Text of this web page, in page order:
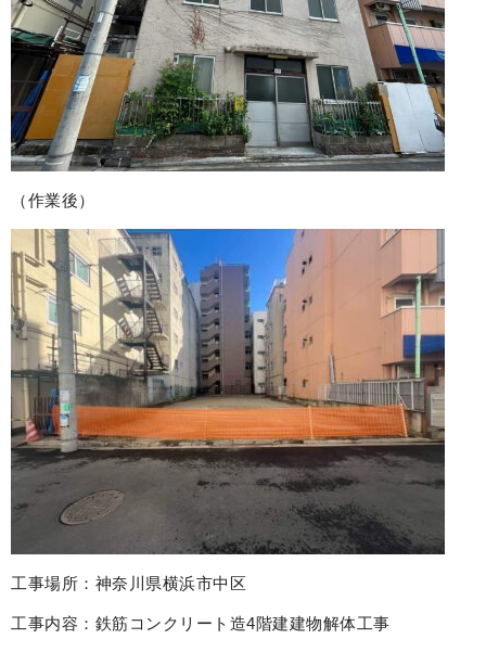
（作業後）
工事場所：神奈川県横浜市中区
工事内容：鉄筋コンクリート造4階建建物解体工事